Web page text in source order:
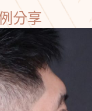
分享